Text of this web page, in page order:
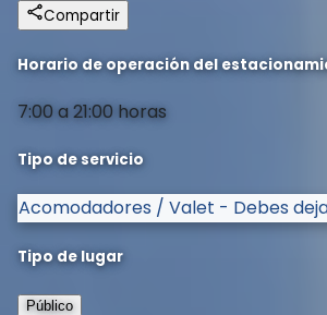
Compartir
Horario de operación del
7:00 a 21:00 horas
Tipo de servicio
Acomodadores / Valet - Debes
Tipo de lugar
Público